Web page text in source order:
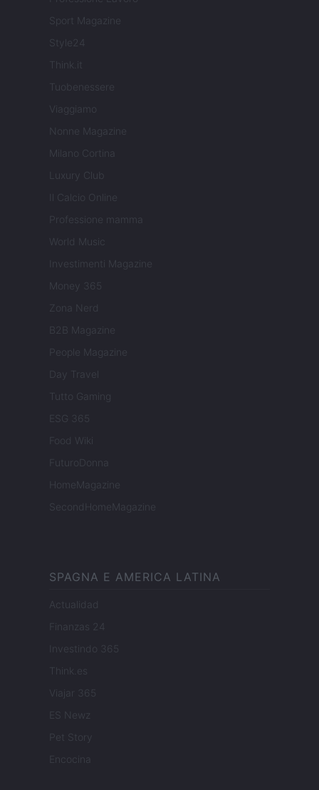
Sport Magazine
Style24
Think.it
Tuobenessere
Viaggiamo
Nonne Magazine
Milano Cortina
Luxury Club
Il Calcio Online
Professione mamma
World Music
Investimenti Magazine
Money 365
Zona Nerd
B2B Magazine
People Magazine
Day Travel
Tutto Gaming
ESG 365
Food Wiki
FuturoDonna
HomeMagazine
SecondHomeMagazine
SPAGNA E AMERICA LATINA
Actualidad
Finanzas 24
Investindo 365
Think.es
Viajar 365
ES Newz
Pet Story
Encocina